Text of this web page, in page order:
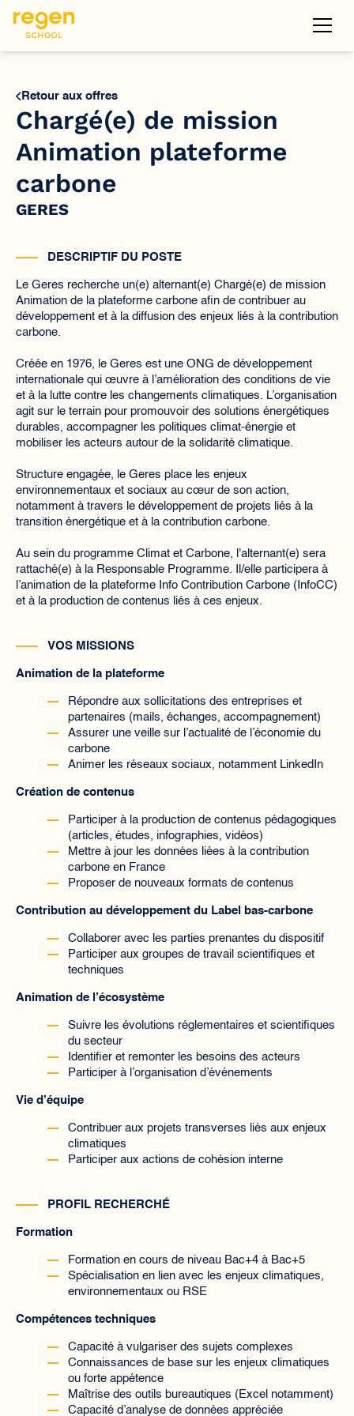
Retour aux offres
Chargé(e) de mission
Animation plateforme
carbone
GERES
DESCRIPTIF DU POSTE
Le Geres recherche un(e) alternant(e) Chargé(e) de mission
Animation de la plateforme carbone afin de contribuer au
développement et à la diffusion des enjeux liés à la contribution
carbone.
Créée en 1976, le Geres est une ONG de développement
internationale qui œuvre à l’amélioration des conditions de vie
et à la lutte contre les changements climatiques. L’organisation
agit sur le terrain pour promouvoir des solutions énergétiques
durables, accompagner les politiques climat-énergie et
mobiliser les acteurs autour de la solidarité climatique.
Structure engagée, le Geres place les enjeux
environnementaux et sociaux au cœur de son action,
notamment à travers le développement de projets liés à la
transition énergétique et à la contribution carbone.
Au sein du programme Climat et Carbone, l'alternant(e) sera
rattaché(e) à la Responsable Programme. Il/elle participera à
l’animation de la plateforme Info Contribution Carbone (InfoCC)
et à la production de contenus liés à ces enjeux.
VOS MISSIONS
Animation de la plateforme
Répondre aux sollicitations des entreprises et
partenaires (mails, échanges, accompagnement)
Assurer une veille sur l’actualité de l’économie du
carbone
Animer les réseaux sociaux, notamment LinkedIn
Création de contenus
Participer à la production de contenus pédagogiques
(articles, études, infographies, vidéos)
Mettre à jour les données liées à la contribution
carbone en France
Proposer de nouveaux formats de contenus
Contribution au développement du Label bas-carbone
Collaborer avec les parties prenantes du dispositif
Participer aux groupes de travail scientifiques et
techniques
Animation de l’écosystème
Suivre les évolutions réglementaires et scientifiques
du secteur
Identifier et remonter les besoins des acteurs
Participer à l’organisation d’événements
Vie d’équipe
Contribuer aux projets transverses liés aux enjeux
climatiques
Participer aux actions de cohésion interne
PROFIL RECHERCHÉ
Formation
Formation en cours de niveau Bac+4 à Bac+5
Spécialisation en lien avec les enjeux climatiques,
environnementaux ou RSE
Compétences techniques
Capacité à vulgariser des sujets complexes
Connaissances de base sur les enjeux climatiques
ou forte appétence
Maîtrise des outils bureautiques (Excel notamment)
Capacité d’analyse de données appréciée